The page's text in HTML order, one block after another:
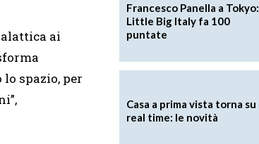
ai
spazio, per
Francesco Panella a Tokyo:
Little Big Italy fa 100
puntate
Casa a prima vista torna su
real time: le novità